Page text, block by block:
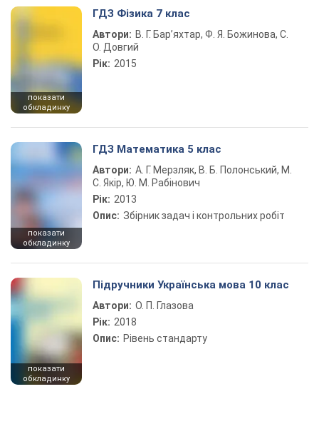
показати
обкладинку
ГДЗ Фізика 7 клас
Автори: В. Г. Бар’яхтар, Ф. Я. Божинова, С.
О. Довгий
Рік: 2015
показати
обкладинку
ГДЗ Математика 5 клас
Автори: А. Г. Мерзляк, В. Б. Полонський, М.
С. Якір, Ю. М. Рабінович
Рік: 2013
Опис: Збірник задач і контрольних робіт
показати
обкладинку
Підручники Українська мова 10 клас
Автори: О. П. Глазова
Рік: 2018
Опис: Рівень стандарту